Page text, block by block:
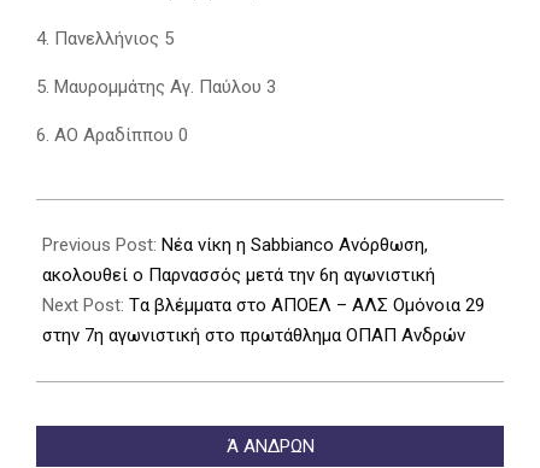
4. Πανελλήνιος 5
5. Mαυρομμάτης Αγ. Παύλου 3
6. ΑΟ Αραδίππου 0
11-
23
Previous Post: Νέα νίκη η Sabbianco Ανόρθωση,
ακολουθεί ο Παρνασσός μετά την 6η αγωνιστική
Next Post: Tα βλέμματα στο ΑΠΟΕΛ – ΑΛΣ Ομόνοια 29
στην 7η αγωνιστική στο πρωτάθλημα ΟΠΑΠ Ανδρών
Ά ΑΝΔΡΩΝ